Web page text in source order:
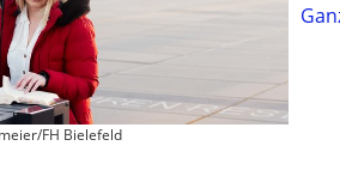
FH Bielefeld